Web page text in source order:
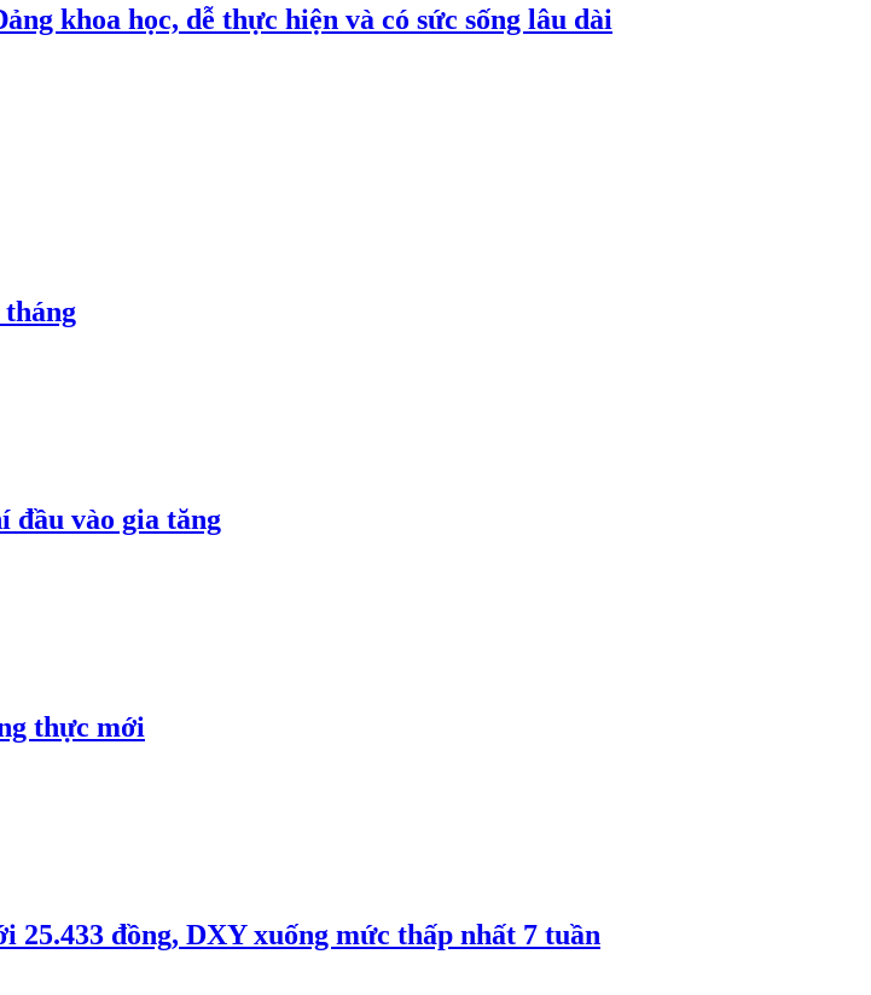
khoa học, dễ thực hiện và có sức sống lâu dài
vào gia tăng
thực mới
đồng, DXY xuống mức thấp nhất 7 tuần